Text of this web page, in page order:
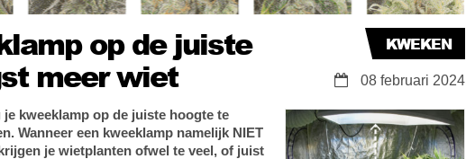
op de juiste
meer wiet
KWEKEN
08 februari 2024
kweeklamp op de juiste hoogte te
Wanneer een kweeklamp namelijk NIET
je wietplanten ofwel te veel, of juist